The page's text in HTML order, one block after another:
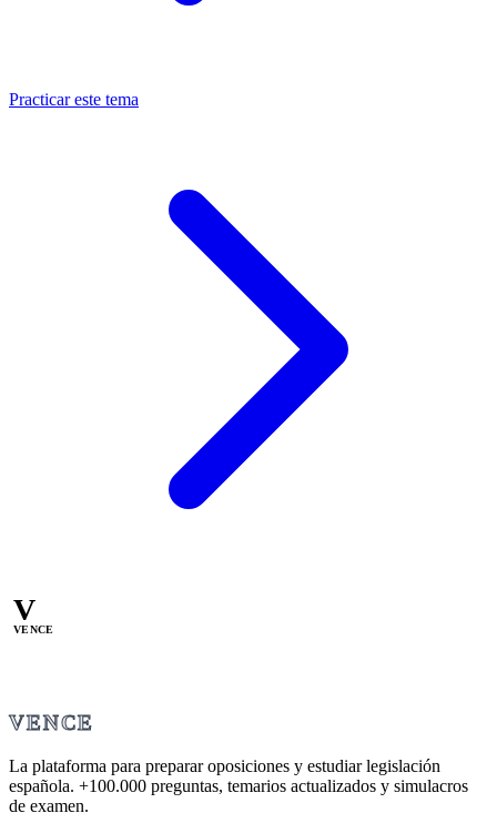
Practicar este tema
V
VENCE
VENCE
La plataforma para preparar oposiciones y estudiar legislación
española. +100.000 preguntas, temarios actualizados y simulacros
de examen.